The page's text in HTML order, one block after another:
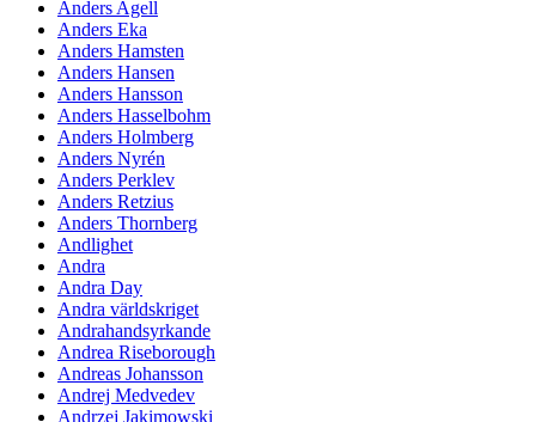
Anders Agell
Anders Eka
Anders Hamsten
Anders Hansen
Anders Hansson
Anders Hasselbohm
Anders Holmberg
Anders Nyrén
Anders Perklev
Anders Retzius
Anders Thornberg
Andlighet
Andra
Andra Day
Andra världskriget
Andrahandsyrkande
Andrea Riseborough
Andreas Johansson
Andrej Medvedev
Andrzej Jakimowski